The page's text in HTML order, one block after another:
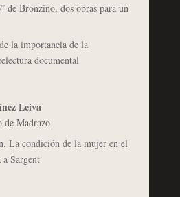
de Bronzino, dos obras para un
la importancia de la
documental
Leiva
de Madrazo
La condición de la mujer en el
Sargent